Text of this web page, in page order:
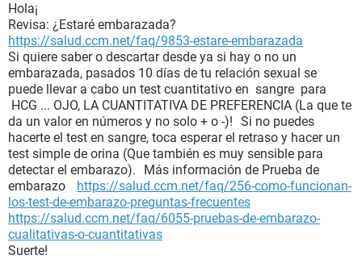
Hola¡
Revisa: ¿Estaré embarazada?
https://salud.ccm.net/faq/9853-estare-embarazada
Si quiere saber o descartar desde ya si hay o no un
embarazada, pasados 10 días de tu relación sexual se
puede llevar a cabo un test cuantitativo en sangre para
HCG ... OJO, LA CUANTITATIVA DE PREFERENCIA (La que te
da un valor en números y no solo + o -)! Si no puedes
hacerte el test en sangre, toca esperar el retraso y hacer un
test simple de orina (Que también es muy sensible para
detectar el embarazo). Más información de Prueba de
embarazo https://salud.ccm.net/faq/256-como-funcionan-
los-test-de-embarazo-preguntas-frecuentes
https://salud.ccm.net/faq/6055-pruebas-de-embarazo-
cualitativas-o-cuantitativas
Suerte!